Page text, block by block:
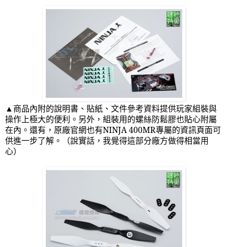
▲商品內附的說明書、貼紙、文件參考資料提供玩家組裝與
操作上極大的便利。另外，組裝用的螺絲防鬆膠也貼心附屬
在內。還有，原廠官網也有NINJA 400MR專屬的資訊頁面可
供進一步了解。（說實話，我覺得這部分廠方做得相當用
心）